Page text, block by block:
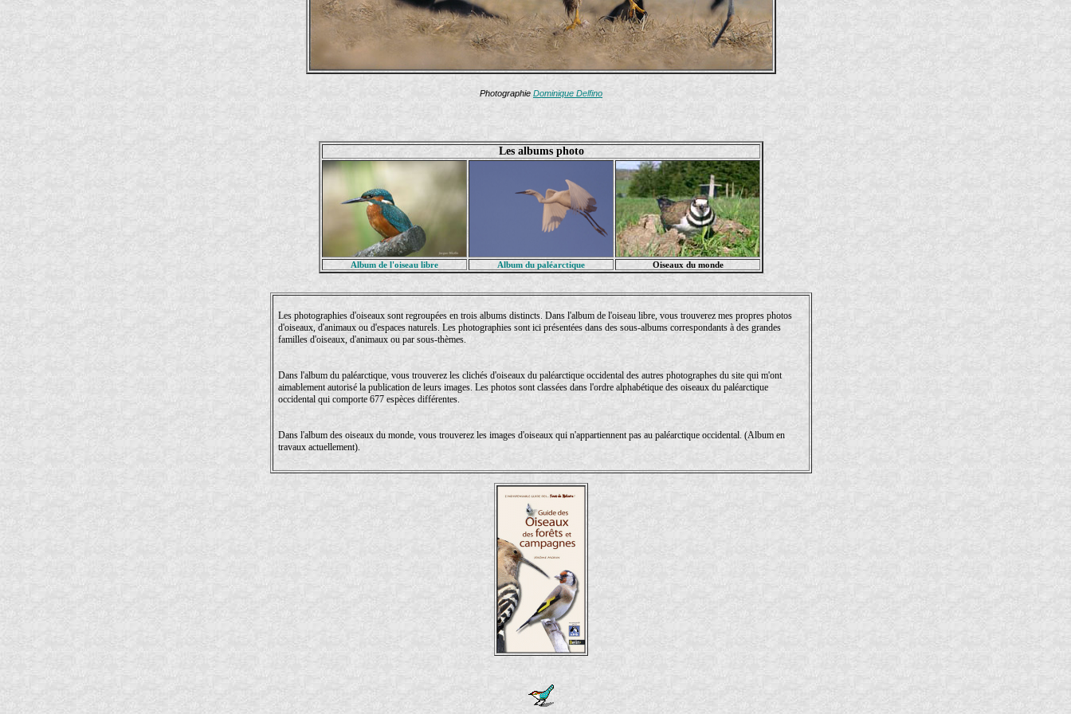
Photographie Dominique Delfino
Les albums photo
Album de l'oiseau libre Album du paléarctique Oiseaux du monde
Les photographies d'oiseaux sont regroupées en trois albums distincts. Dans l'album de l'oiseau libre, vous trouverez mes propres photos
d'oiseaux, d'animaux ou d'espaces naturels. Les photographies sont ici présentées dans des sous-albums correspondants à des grandes
familles d'oiseaux, d'animaux ou par sous-thèmes.
Dans l'album du paléarctique, vous trouverez les clichés d'oiseaux du paléarctique occidental des autres photographes du site qui m'ont
aimablement autorisé la publication de leurs images. Les photos sont classées dans l'ordre alphabétique des oiseaux du paléarctique
occidental qui comporte 677 espèces différentes.
Dans l'album des oiseaux du monde, vous trouverez les images d'oiseaux qui n'appartiennent pas au paléarctique occidental. (Album en
travaux actuellement).